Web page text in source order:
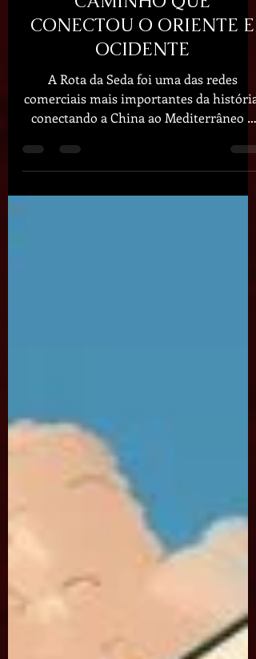
A ROTA DA SEDA: O
CAMINHO QUE
CONECTOU O ORIENTE E
OCIDENTE
A Rota da Seda foi uma das redes
conectando a China ao Mediterrâneo e
permitindo o intercâmbio...